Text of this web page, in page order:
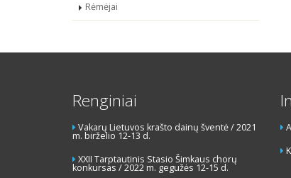
Rėmėjai
Renginiai
Vakarų Lietuvos krašto dainų šventė / 2021
m. birželio 12-13 d.
XXII Tarptautinis Stasio Šimkaus chorų
konkursas / 2022 m. gegužės 12-15 d.